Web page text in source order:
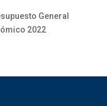
General
2022